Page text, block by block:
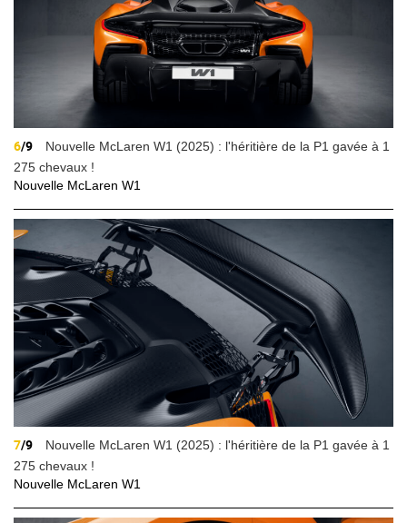
6/9
Nouvelle McLaren W1 (2025) : l'héritière de la P1 gavée à 1
275 chevaux !
Nouvelle McLaren W1
7/9
Nouvelle McLaren W1 (2025) : l'héritière de la P1 gavée à 1
275 chevaux !
Nouvelle McLaren W1